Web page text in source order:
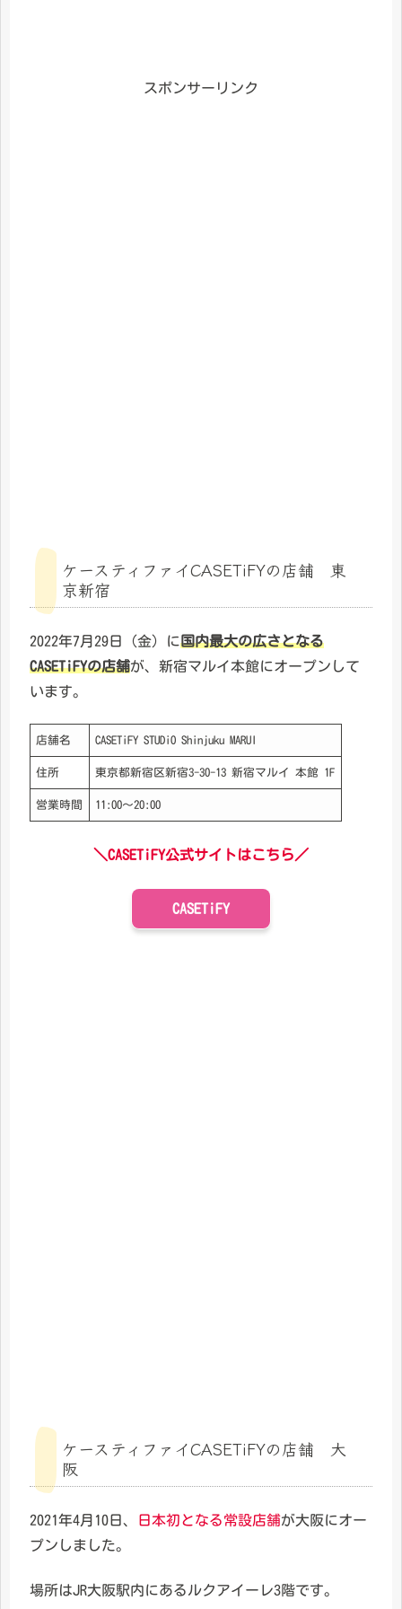
スポンサーリンク
ケースティファイCASETiFYの店舗 東
京新宿
2022年7月29日（金）に国内最大の広さとなる
CASETiFYの店舗が、新宿マルイ本館にオープンして
います。
店舗名 CASETiFY STUDiO Shinjuku MARUI
住所 東京都新宿区新宿3-30-13 新宿マルイ 本館 1F
営業時間 11:00～20:00
＼CASETiFY公式サイトはこちら／
CASETiFY
ケースティファイCASETiFYの店舗 大
阪
2021年4月10日、 日本初となる常設店舗が大阪にオー
プンしました。
場所はJR大阪駅内にあるルクアイーレ3階です。